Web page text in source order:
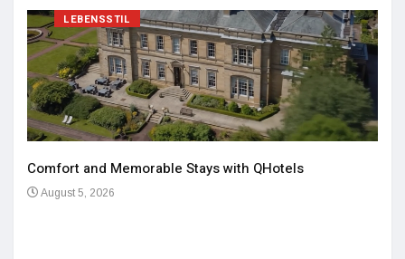
LEBENSSTIL
Comfort and Memorable Stays with QHotels
August 5, 2026